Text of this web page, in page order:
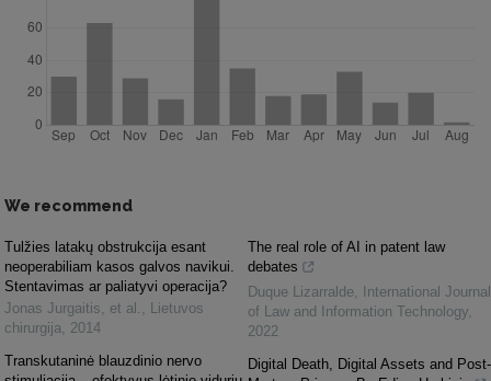
We recommend
Tulžies latakų obstrukcija esant
neoperabiliam kasos galvos navikui.
Stentavimas ar paliatyvi operacija?
Jonas Jurgaitis, et al. , Lietuvos
chirurgija, 2014
Transkutaninė blauzdinio nervo
The real role of AI in patent law
debates
Duque Lizarralde,
International Journal
of Law and Information Technology,
2022
Digital Death, Digital Assets and Post-